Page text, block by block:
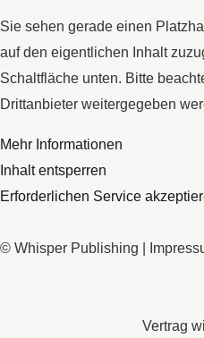
Sie sehen gerade einen
auf den eigentlichen Inhalt
Schaltfläche unten. Bitte
Drittanbieter weitergegeben
Mehr Informationen
Inhalt entsperren
Erforderlichen Service
© Whisper Publishing |
Vertrag